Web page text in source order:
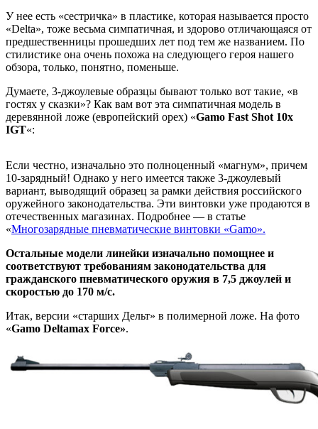
У нее есть «сестричка» в пластике, которая называется просто
«Delta», тоже весьма симпатичная, и здорово отличающаяся от
предшественницы прошедших лет под тем же названием. По
стилистике она очень похожа на следующего героя нашего
обзора, только, понятно, поменьше.
Думаете, 3-джоулевые образцы бывают только вот такие, «в
гостях у сказки»? Как вам вот эта симпатичная модель в
деревянной ложе (европейский орех) «Gamo Fast Shot 10x
IGT«:
Если честно, изначально это полноценный «магнум», причем
10-зарядный! Однако у него имеется также 3-джоулевый
вариант, выводящий образец за рамки действия российского
оружейного законодательства. Эти винтовки уже продаются в
отечественных магазинах. Подробнее — в статье
«Многозарядные пневматические винтовки «Gamo».
Остальные модели линейки изначально помощнее и
соответствуют требованиям законодательства для
гражданского пневматического оружия в 7,5 джоулей и
скоростью до 170 м/с.
Итак, версии «старших Дельт» в полимерной ложе. На фото
«Gamo Deltamax Force».